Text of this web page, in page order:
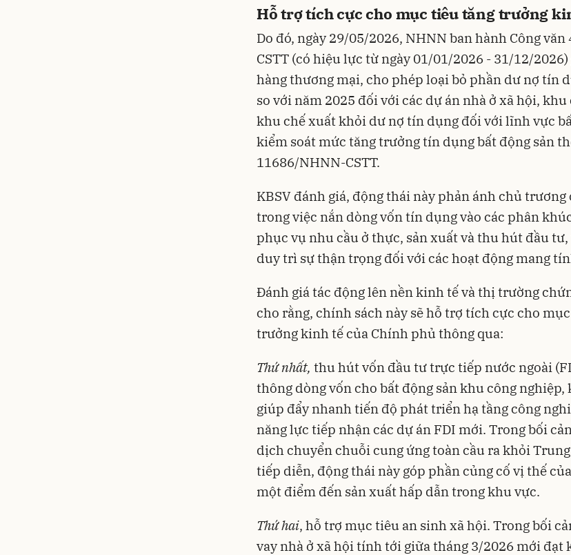
Hỗ trợ tích cực cho mục tiêu tăng trưởng
Do đó, ngày 29/05/2026, NHNN ban hành Công
CSTT (có hiệu lực từ ngày 01/01/2026 - 31/12/
hàng thương mại, cho phép loại bỏ phần dư nợ tín
so với năm 2025 đối với các dự án nhà ở xã hội,
khu chế xuất khỏi dư nợ tín dụng đối với lĩnh vực
kiểm soát mức tăng trưởng tín dụng bất động sản
11686/NHNN-CSTT.
KBSV đánh giá, động thái này phản ánh chủ trương
trong việc nắn dòng vốn tín dụng vào các phân
phục vụ nhu cầu ở thực, sản xuất và thu hút đầu
duy trì sự thận trọng đối với các hoạt động mang
Đánh giá tác động lên nền kinh tế và thị trường
cho rằng, chính sách này sẽ hỗ trợ tích cực cho
trưởng kinh tế của Chính phủ thông qua:
Thứ nhất, thu hút vốn đầu tư trực tiếp nước ngoài
thông dòng vốn cho bất động sản khu công nghiệp,
giúp đẩy nhanh tiến độ phát triển hạ tầng công
năng lực tiếp nhận các dự án FDI mới. Trong bối
dịch chuyển chuỗi cung ứng toàn cầu ra khỏi
tiếp diễn, động thái này góp phần củng cố vị thế
một điểm đến sản xuất hấp dẫn trong khu vực.
Thứ hai, hỗ trợ mục tiêu an sinh xã hội. Trong bối
vay nhà ở xã hội tính tới giữa tháng 3/2026 mới đạt